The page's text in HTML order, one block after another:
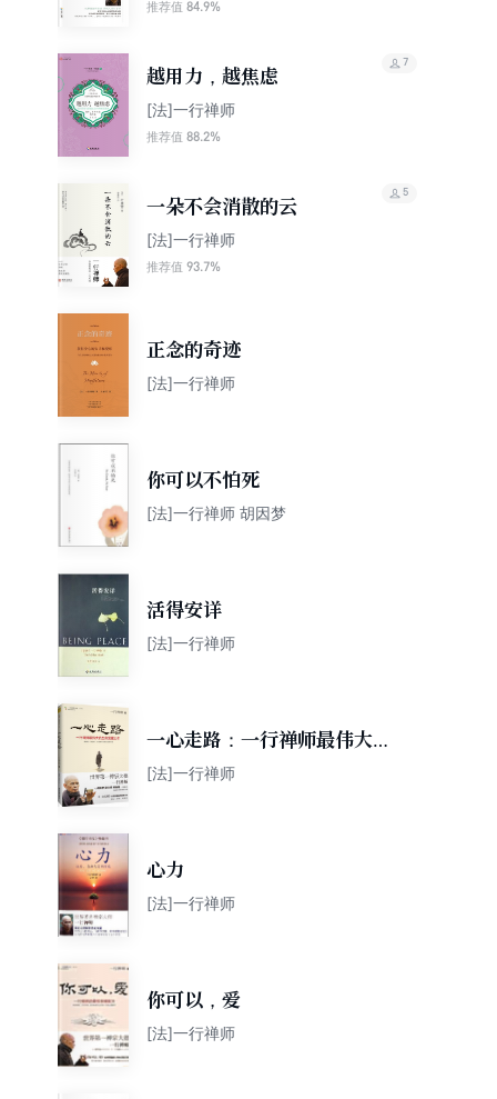
推荐值 84.9%
越用力，越焦虑
[法]一行禅师
推荐值 88.2%
7
一朵不会消散的云
[法]一行禅师
推荐值 93.7%
5
正念的奇迹
[法]一行禅师
你可以不怕死
[法]一行禅师 胡因梦
活得安详
[法]一行禅师
一心走路：一行禅师最伟大的
生命觉醒之作
[法]一行禅师
心力
[法]一行禅师
你可以，爱
[法]一行禅师